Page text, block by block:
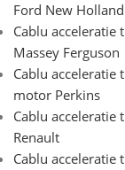
Ford New Holland
Cablu acceleratie
Massey Ferguson
Cablu acceleratie
motor Perkins
Cablu acceleratie
Renault
Cablu acceleratie